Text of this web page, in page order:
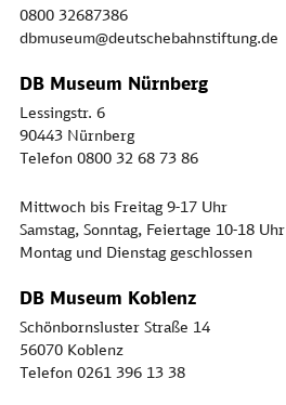
0800 32687386
dbmuseum@deutschebahnstiftung.de
DB Museum Nürnberg
Lessingstr. 6
90443 Nürnberg
Telefon 0800 32 68 73 86
Mittwoch bis Freitag 9-17 Uhr
Samstag, Sonntag, Feiertage 10-18 Uhr
Montag und Dienstag geschlossen
DB Museum Koblenz
Schönbornsluster Straße 14
56070 Koblenz
Telefon 0261 396 13 38